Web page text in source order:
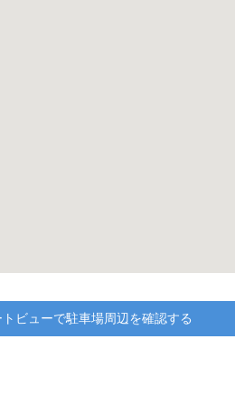
ビューで駐車場周辺を確認する